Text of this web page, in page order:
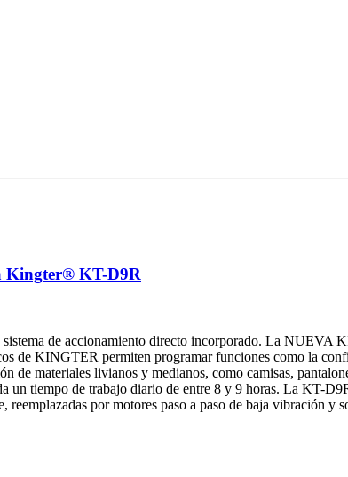
Kingter® KT-D9R
sistema de accionamiento directo incorporado. La
de KINGTER permiten programar funciones como la
de materiales livianos y medianos, como camisas,
un tiempo de trabajo diario de entre 8 y 9 horas. La KT-
reemplazadas por motores paso a paso de baja vibración